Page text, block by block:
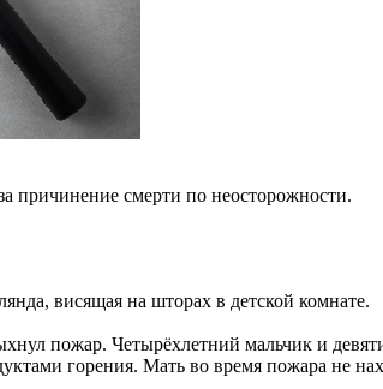
причинение смерти по неосторожности.
висящая на шторах в детской комнате.
пожар. Четырёхлетний мальчик и
горения. Мать во время пожара не